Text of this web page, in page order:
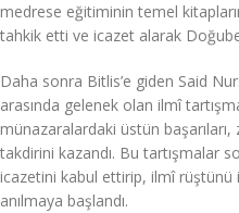
medrese eğitiminin temel
tahkik etti ve icazet alarak
Daha sonra Bitlis’e giden Said
arasında gelenek olan ilmî
münazaralardaki üstün başarıları,
takdirini kazandı. Bu tartışmalar
icazetini kabul ettirip, ilmî rüştünü
anılmaya başlandı.